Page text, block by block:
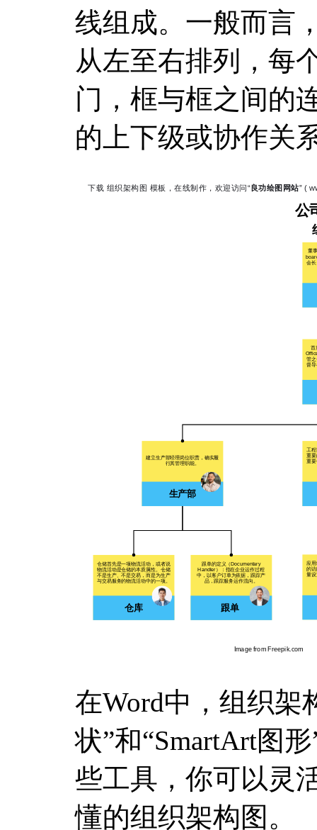
线组成。一般而言
从左至右排列，每
门，框与框之间的
的上下级或协作关
在Word中，组织架
状”和“SmartArt图
些工具，你可以灵
懂的组织架构图。